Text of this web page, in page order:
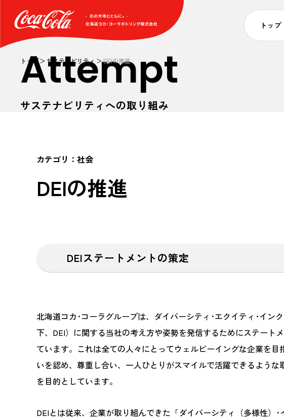
トップ
トップ サステナビリティ DEIの推進
Attempt
サステナビリティへの取り組み
カテゴリ： 社会
DEIの推進
DEIステートメントの策定
北海道コカ･コーラグループは、ダイバーシティ･エクイティ･イン
下、DEI）に関する当社の考え方や姿勢を発信するためにステート
ています。これは全ての人々にとってウェルビーイングな企業を目
いを認め、尊重し合い、一人ひとりがスマイルで活躍できるような
を目的としています。
DEIとは従来、企業が取り組んできた「ダイバーシティ（多様性）･